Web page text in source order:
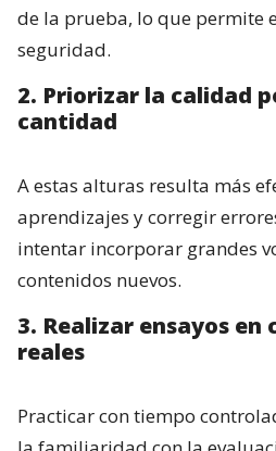
de la prueba, lo que permite
seguridad.
2. Priorizar la calidad
cantidad
A estas alturas resulta más
aprendizajes y corregir
intentar incorporar grandes
contenidos nuevos.
3. Realizar ensayos en
reales
Practicar con tiempo